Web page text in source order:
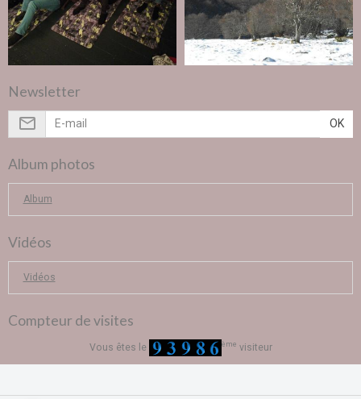
Newsletter
OK
Album photos
Album
Vidéos
Vidéos
Compteur de visites
Vous êtes le ème visiteur